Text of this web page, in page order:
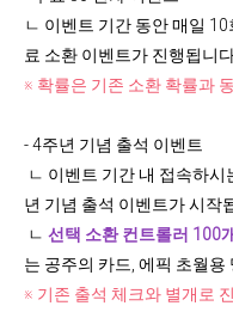
ㄴ 이벤트 기간 동안 매일
료 소환 이벤트가 진행됩니
※ 확률은 기존 소환 확률과
- 4주년 기념 출석 이벤트
ㄴ 이벤트 기간 내 접속하
년 기념 출석 이벤트가 시작
ㄴ 선택 소환 컨트롤러 100개
는 공주의 카드, 에픽 초월용
※ 기존 출석 체크와 별개로